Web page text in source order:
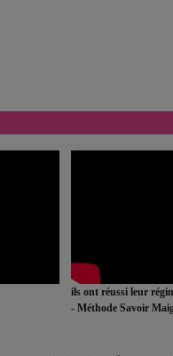
ils ont réussi leur
- Méthode Savoir